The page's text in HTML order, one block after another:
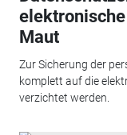
Maut
Zur Sicherung der
komplett auf die
verzichtet werden.